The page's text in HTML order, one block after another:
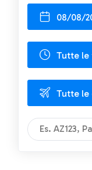
08/08/
Tutte le
Tutte le